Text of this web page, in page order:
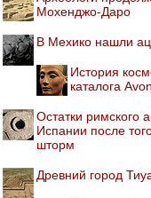
Мохенджо-Даро
В Мехико нашли
История
каталога Avon
Остатки римского
Испании после
шторм
Древний город